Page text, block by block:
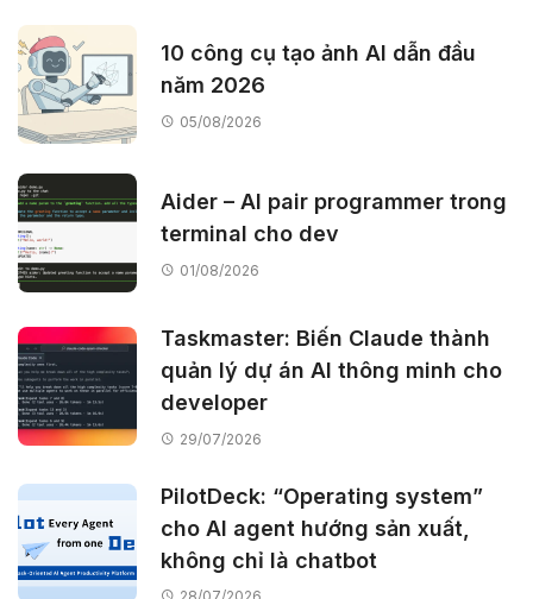
10 công cụ tạo ảnh AI dẫn đầu
năm 2026
05/08/2026
Aider – AI pair programmer trong
terminal cho dev
01/08/2026
Taskmaster: Biến Claude thành
quản lý dự án AI thông minh cho
developer
29/07/2026
PilotDeck: “Operating system”
cho AI agent hướng sản xuất,
không chỉ là chatbot